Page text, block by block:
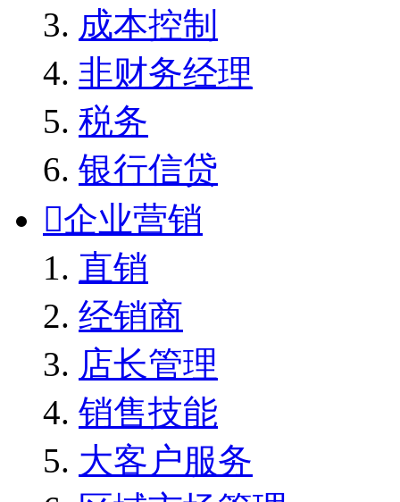
成本控制
非财务经理
税务
银行信贷
企业营销
直销
经销商
店长管理
销售技能
大客户服务